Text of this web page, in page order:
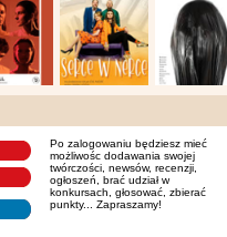
Po zalogowaniu będziesz mieć
możliwośc dodawania swojej
twórczości, newsów, recenzji,
ogłoszeń, brać udział w
konkursach, głosować, zbierać
punkty... Zapraszamy!